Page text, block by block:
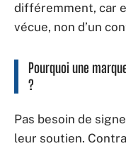
différemment, car
vécue, non d’un
Pourquoi une
?
Pas besoin de
leur soutien.